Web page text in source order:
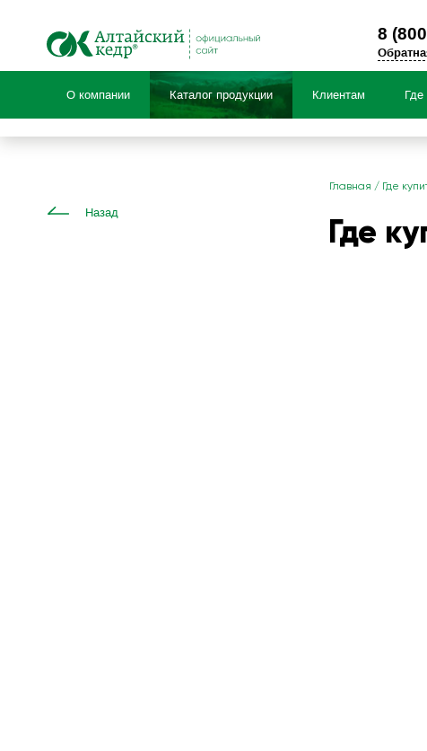
8
О компании Каталог продукции Клиентам Где
Назад
Главная / Где
Где